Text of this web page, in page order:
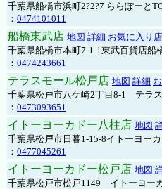
千葉県船橋市浜町2?2?7 ららぽーと
： 0474101011
船橋東武店 地図 詳細 お気に入り
千葉県船橋市本町7-1-1東武百貨店船
： 0474243661
テラスモール松戸店 地図 詳細
千葉県松戸市八ケ崎2丁目8-1 テラ
： 0473093651
イトーヨーカドー八柱店 地図
千葉県松戸市日暮1-15-8イトーヨー
： 0477045261
イトーヨーカドー松戸店 地図
千葉県松戸市松戸1149 イトーヨー